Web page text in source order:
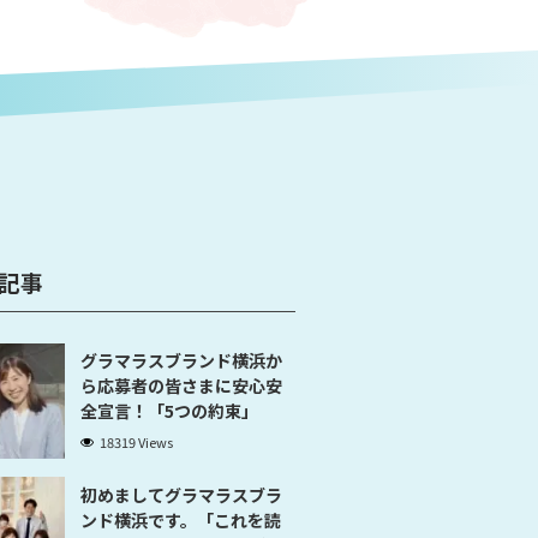
事
グラマラスブランド横浜か
ら応募者の皆さまに安心安
全宣言！「5つの約束」
18319 Views
初めましてグラマラスブラ
ンド横浜です。「これを読